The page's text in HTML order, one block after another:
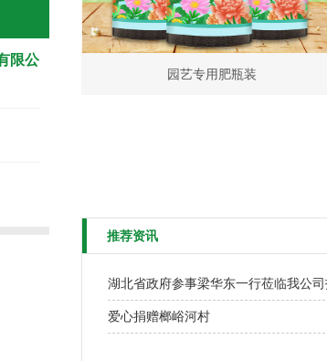
限公
园艺专用肥瓶装
推荐资讯
湖北省政府参事梁华东一行莅临我公
爱心捐赠榔峪河村